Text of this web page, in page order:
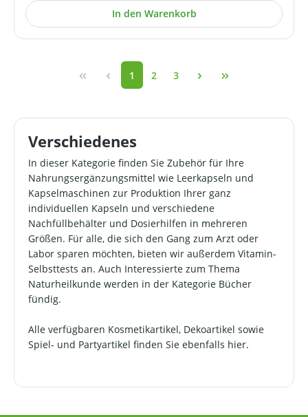
In den Warenkorb
1 2 3
Verschiedenes
In dieser Kategorie finden Sie Zubehör für Ihre
Nahrungsergänzungsmittel wie Leerkapseln und
Kapselmaschinen zur Produktion Ihrer ganz
individuellen Kapseln und verschiedene
Nachfüllbehälter und Dosierhilfen in mehreren
Größen. Für alle, die sich den Gang zum Arzt oder
Labor sparen möchten, bieten wir außerdem Vitamin-
Selbsttests an. Auch Interessierte zum Thema
Naturheilkunde werden in der Kategorie Bücher
fündig.
Alle verfügbaren Kosmetikartikel, Dekoartikel sowie
Spiel- und Partyartikel finden Sie ebenfalls hier.